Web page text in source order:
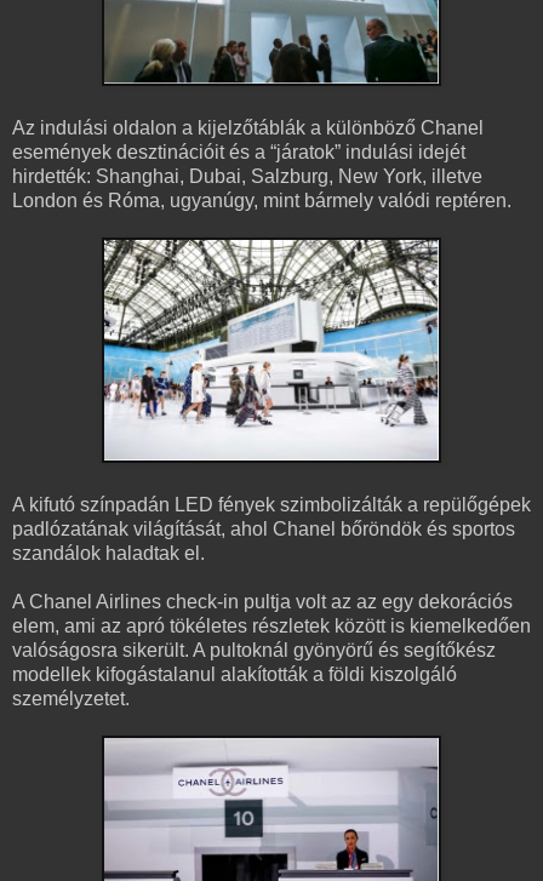
Az indulási oldalon a kijelzőtáblák a különböző Chanel
események desztinációit és a “járatok” indulási idejét
hirdették: Shanghai, Dubai, Salzburg, New York, illetve
London és Róma, ugyanúgy, mint bármely valódi reptéren.
A kifutó színpadán LED fények szimbolizálták a repülőgépek
padlózatának világítását, ahol Chanel bőröndök és sportos
szandálok haladtak el.
A Chanel Airlines check-in pultja volt az az egy dekorációs
elem, ami az apró tökéletes részletek között is kiemelkedően
valóságosra sikerült. A pultoknál gyönyörű és segítőkész
modellek kifogástalanul alakították a földi kiszolgáló
személyzetet.